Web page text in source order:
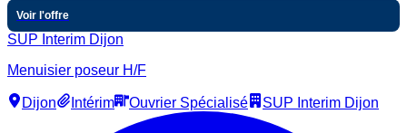
Voir l'offre
SUP Interim Dijon
Menuisier poseur H/F
Dijon Intérim Ouvrier Spécialisé SUP Interim Dijon